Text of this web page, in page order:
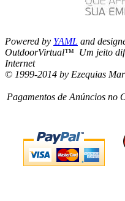
Powered by YAML and
OutdoorVirtual™ Um jeito
Internet
© 1999-2014 by Ezequias
Pagamentos de Anúncios